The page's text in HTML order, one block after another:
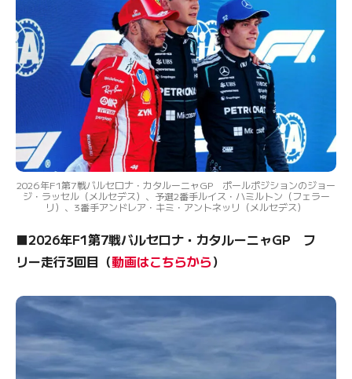
2026年F1第7戦バルセロナ・カタルーニャGP ポールポジションのジョー
ジ・ラッセル（メルセデス）、予選2番手ルイス・ハミルトン（フェラー
リ）、3番手アンドレア・キミ・アントネッリ（メルセデス）
■2026年F1第7戦バルセロナ・カタルーニャGP フ
リー走行3回目（動画はこちらから）